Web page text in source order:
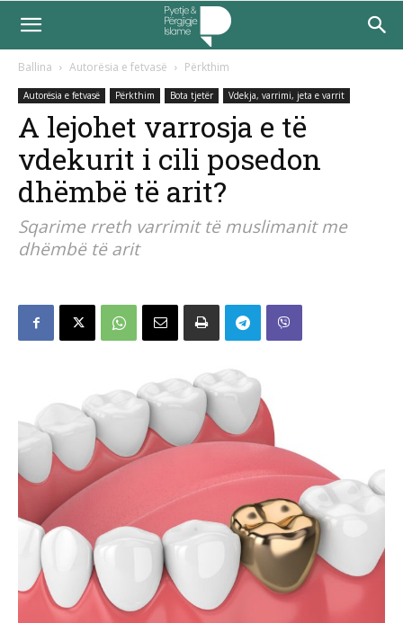
Ballina Autorësia e fetvasë Përkthim
Autorësia e fetvasë Përkthim Bota tjetër Vdekja, varrimi, jeta e varrit
A lejohet varrosja e të
vdekurit i cili posedon
dhëmbë të arit?
Sqarime rreth varrimit të muslimanit me
dhëmbë të arit